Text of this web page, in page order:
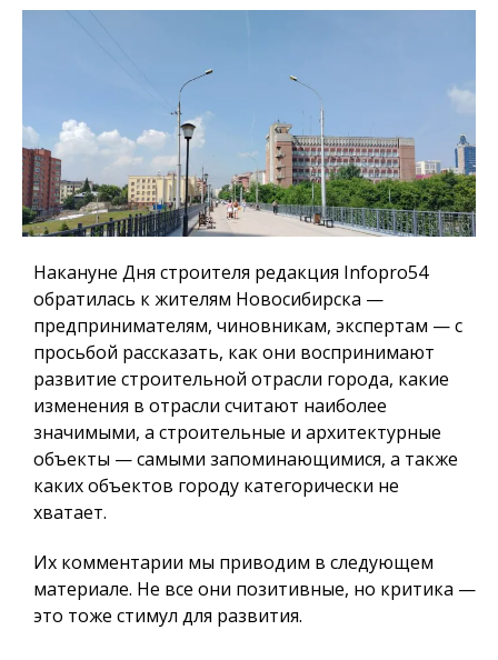
Накануне Дня строителя редакция Infopro54
обратилась к жителям Новосибирска —
предпринимателям, чиновникам, экспертам — с
просьбой рассказать, как они воспринимают
развитие строительной отрасли города, какие
изменения в отрасли считают наиболее
значимыми, а строительные и архитектурные
объекты — самыми запоминающимися, а также
каких объектов городу категорически не
хватает.
Их комментарии мы приводим в следующем
материале. Не все они позитивные, но критика —
это тоже стимул для развития.